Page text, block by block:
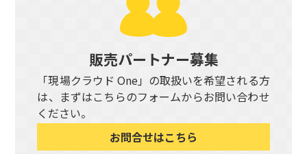
販売パートナー募集
「現場クラウド One」の取扱いを希望される方
は、まずはこちらのフォームからお問い合わせ
ください。
お問合せはこちら